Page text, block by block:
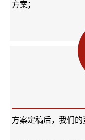
方案；
方案定稿后，我们